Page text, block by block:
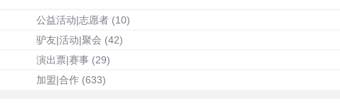
公益活动|志愿者 (10)
驴友|活动|聚会 (42)
演出票|赛事 (29)
加盟|合作 (633)